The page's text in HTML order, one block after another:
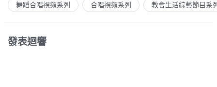
舞蹈合唱視頻系列 合唱視頻系列 教會生活綜藝節目系
發表迴響